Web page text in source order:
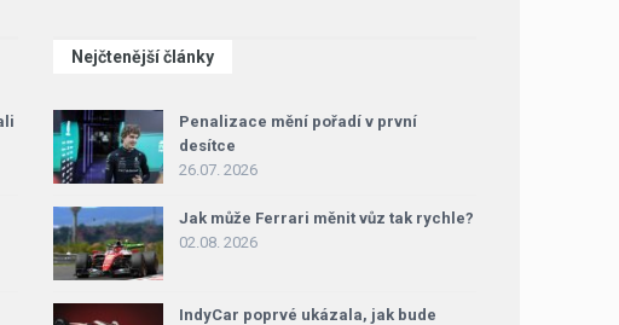
Nejčtenější články
Penalizace mění pořadí v první
desítce
26.07. 2026
Jak může Ferrari měnit vůz tak rychle?
02.08. 2026
IndyCar poprvé ukázala, jak bude